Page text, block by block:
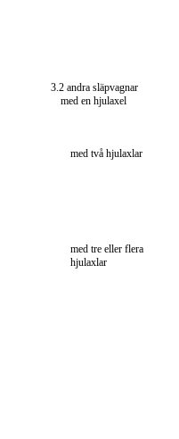
3.2 andra släpvagnar
med en hjulaxel
med två hjulaxlar
med tre eller flera
hjulaxlar